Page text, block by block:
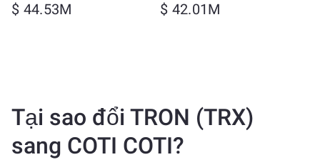
$ 44.53M $ 42.01M
Tại sao đổi TRON (TRX)
sang COTI COTI?